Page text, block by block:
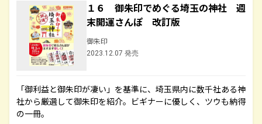
１６ 御朱印でめぐる埼玉の神社 週
末開運さんぽ 改訂版
御朱印
2023.12.07 発売
「御利益と御朱印が凄い」を基準に、埼玉県内に数千社ある神
社から厳選して御朱印を紹介。ビギナーに優しく、ツウも納得
の一冊。